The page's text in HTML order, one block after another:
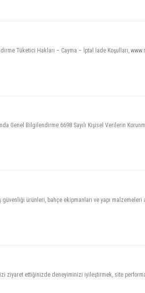
Tüketici Hakları – Cayma – İptal İade Koşulları,
Genel Bilgilendirme 6698 Sayılı Kişisel Verilerin
güvenliği ürünleri, bahçe ekipmanları ve yapı
ziyaret ettiğinizde deneyiminizi iyileştirmek, site